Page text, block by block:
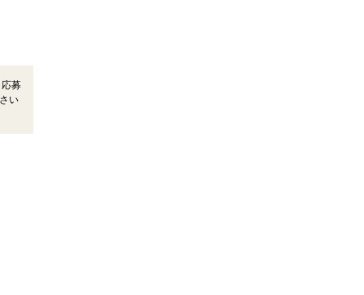
募
い